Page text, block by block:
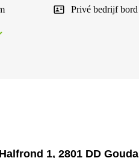
Privé bedrijf bord
1, 2801 DD Gouda